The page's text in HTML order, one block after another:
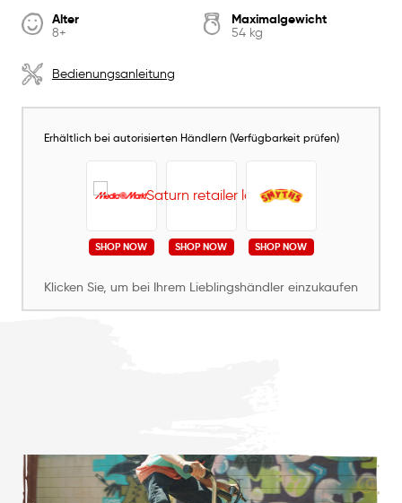
Alter
8+
Maximalgewicht
54 kg
Bedienungsanleitung
Erhältlich bei autorisierten Händlern (Verfügbarkeit prüfen)
SHOP NOW SHOP NOW SHOP NOW
Klicken Sie, um bei Ihrem Lieblingshändler einzukaufen